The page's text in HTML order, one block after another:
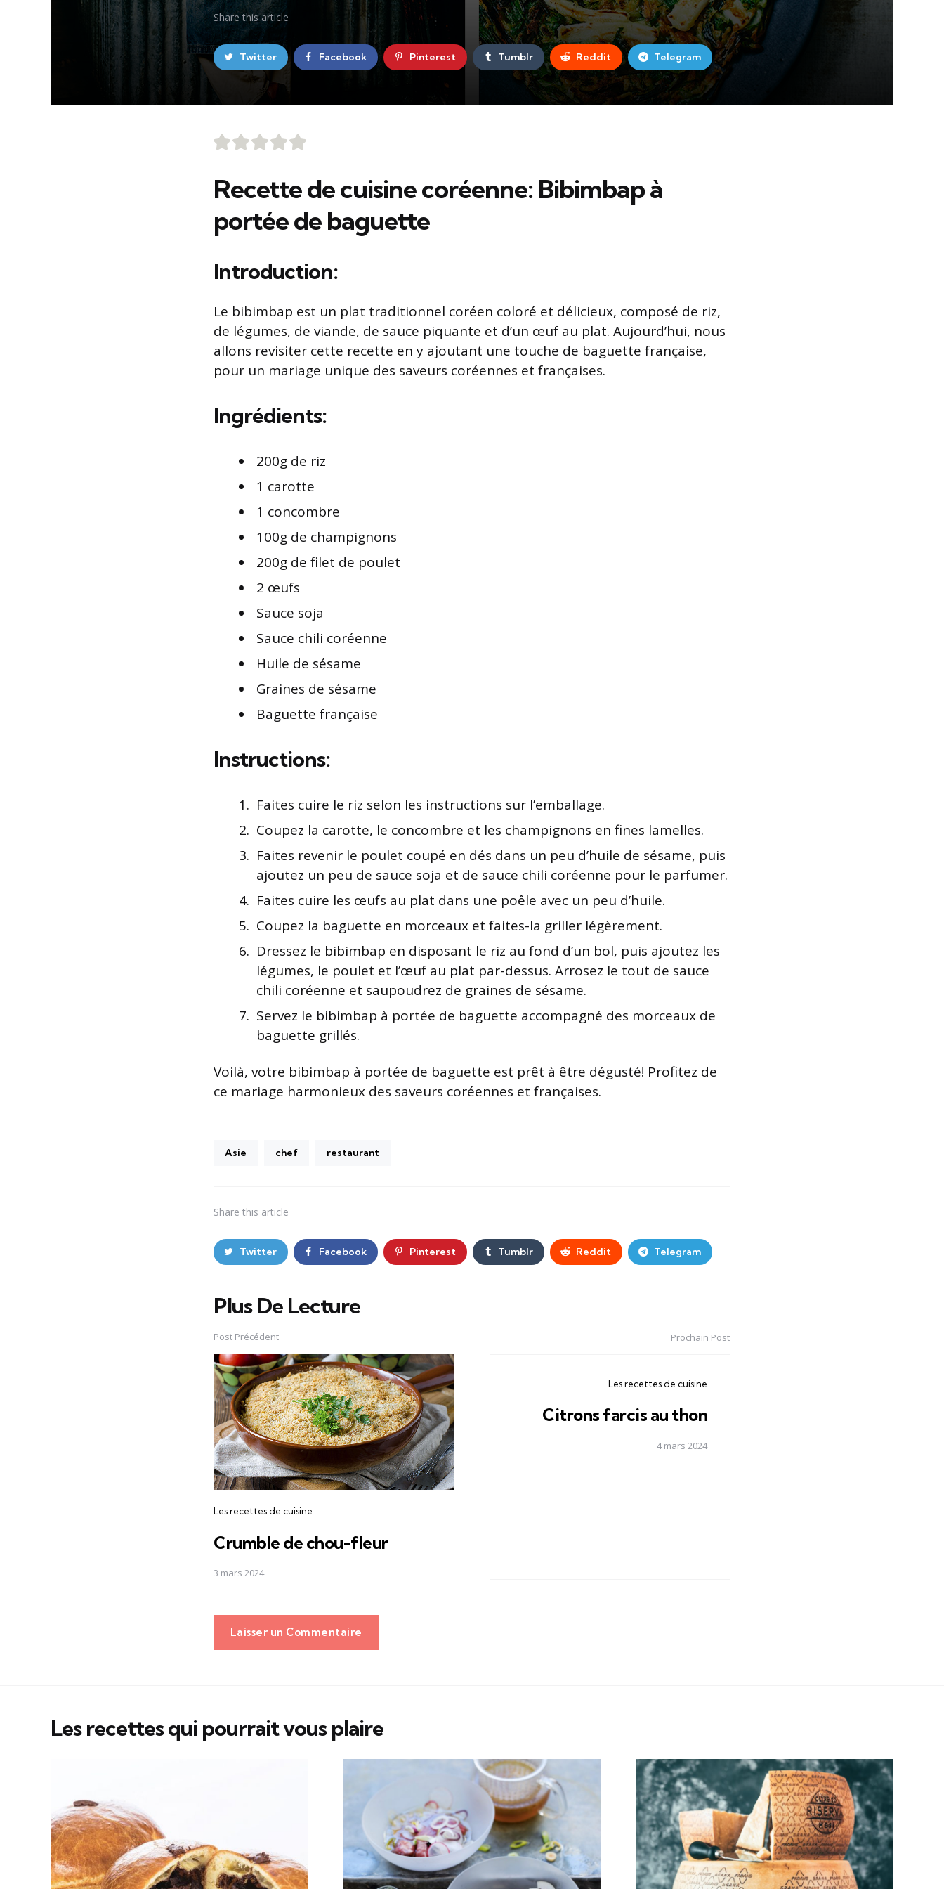
Share this article
Twitter Facebook Pinterest Tumblr Reddit Telegram
Recette de cuisine coréenne: Bibimbap à
portée de baguette
Introduction:
Le bibimbap est un plat traditionnel coréen coloré et délicieux, composé de riz,
de légumes, de viande, de sauce piquante et d’un œuf au plat. Aujourd’hui, nous
allons revisiter cette recette en y ajoutant une touche de baguette française,
pour un mariage unique des saveurs coréennes et françaises.
Ingrédients:
200g de riz
1 carotte
1 concombre
100g de champignons
200g de filet de poulet
2 œufs
Sauce soja
Sauce chili coréenne
Huile de sésame
Graines de sésame
Baguette française
Instructions:
Faites cuire le riz selon les instructions sur l’emballage.
Coupez la carotte, le concombre et les champignons en fines lamelles.
Faites revenir le poulet coupé en dés dans un peu d’huile de sésame, puis
ajoutez un peu de sauce soja et de sauce chili coréenne pour le parfumer.
Faites cuire les œufs au plat dans une poêle avec un peu d’huile.
Coupez la baguette en morceaux et faites-la griller légèrement.
Dressez le bibimbap en disposant le riz au fond d’un bol, puis ajoutez les
légumes, le poulet et l’œuf au plat par-dessus. Arrosez le tout de sauce
chili coréenne et saupoudrez de graines de sésame.
Servez le bibimbap à portée de baguette accompagné des morceaux de
baguette grillés.
Voilà, votre bibimbap à portée de baguette est prêt à être dégusté! Profitez de
ce mariage harmonieux des saveurs coréennes et françaises.
Asie chef restaurant
Share this article
Twitter Facebook Pinterest Tumblr Reddit Telegram
Plus De Lecture
Post
navigation
Post Précédent
Les recettes de cuisine
Crumble de chou-fleur
3 mars 2024
Prochain Post
Les recettes de cuisine
Citrons farcis au thon
4 mars 2024
Laisser un Commentaire
Les recettes qui pourrait vous plaire